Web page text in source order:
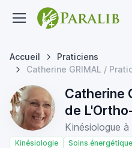
Accueil
Praticiens
Catherine GRIMAL /
Catherine
de
Kinésiologue
Kinésiologie Soins